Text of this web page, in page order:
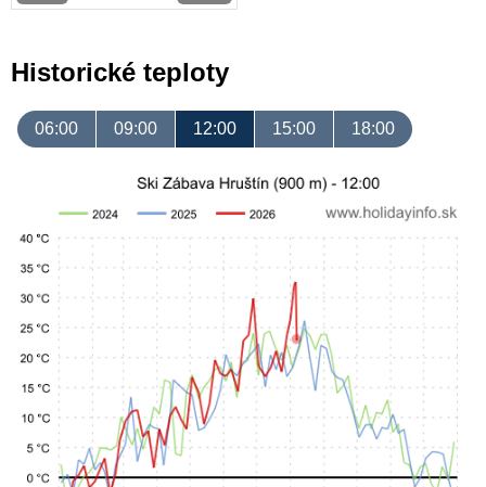
Historické teploty
06:00 09:00 12:00 15:00 18:00